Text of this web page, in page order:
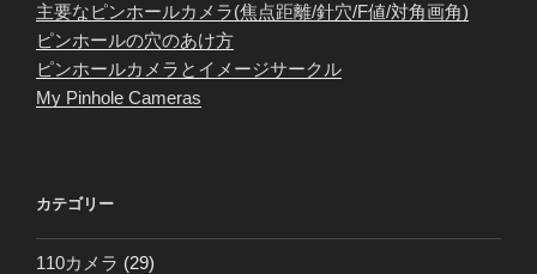
主要なピンホールカメラ(焦点距離/針穴/F値/対角画角)
ピンホールの穴のあけ方
ピンホールカメラとイメージサークル
My Pinhole Cameras
カテゴリー
110カメラ (29)